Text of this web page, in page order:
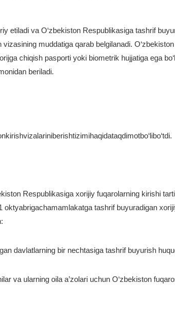
etiladi va O‘zbekiston Respublikasiga tashrif
muddatiga qarab belgilanadi.
chiqish pasporti yoki biometrik hujjatiga ega
beriladi.
Respublikasiga xorijiy fuqarolarning kirishi
tashrif buyuradigan
davlatlarning bir nechtasiga tashrif buyurish
va ularning oila a’zolari uchun O‘zbekiston